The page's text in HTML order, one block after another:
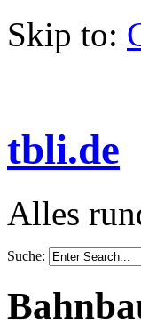
Skip to:
tbli.de
Alles
Suche: